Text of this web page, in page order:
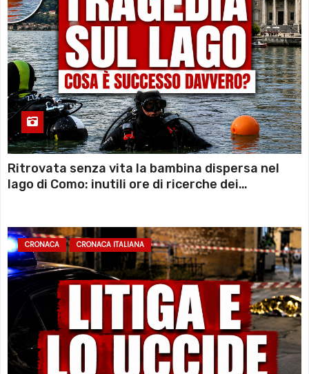
Ritrovata senza vita la bambina dispersa nel
lago di Como: inutili ore di ricerche dei
CRONACA CRONACA ITALIANA